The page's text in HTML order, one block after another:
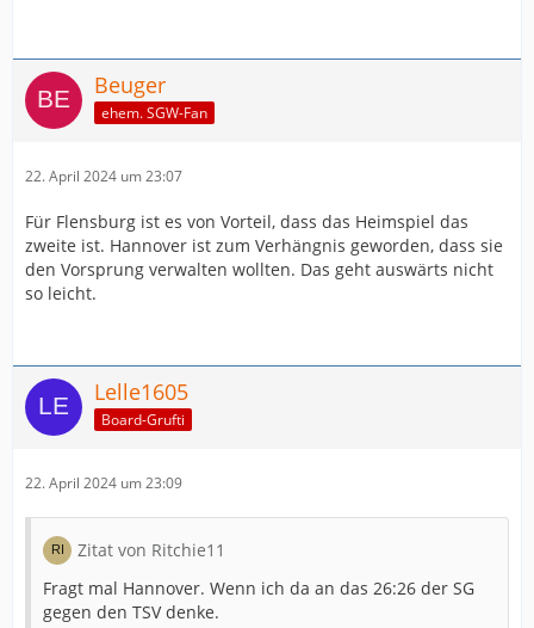
Beuger
ehem. SGW-Fan
22. April 2024 um 23:07
Für Flensburg ist es von Vorteil, dass das Heimspiel das
zweite ist. Hannover ist zum Verhängnis geworden, dass sie
den Vorsprung verwalten wollten. Das geht auswärts nicht
so leicht.
Lelle1605
Board-Grufti
22. April 2024 um 23:09
Zitat von Ritchie11
Fragt mal Hannover. Wenn ich da an das 26:26 der SG
gegen den TSV denke.